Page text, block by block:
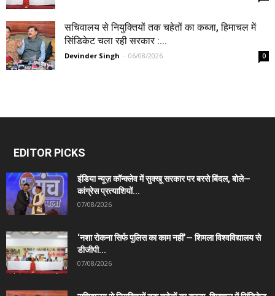
सचिवालय से नियुक्तियों तक चहेतों का कब्जा, हिमाचल में
सिंडिकेट चला रही सरकार :...
Devinder Singh - 06/08/2026 0
EDITOR PICKS
इंडिया न्यूज़ कॉन्क्लेव में सुक्खू सरकार पर बरसे बिंदल, बोले—
कांग्रेस प्रत्याशियों...
07/08/2026
‘नशा रोकना सिर्फ पुलिस का काम नहीं’— शिमला विश्वविद्यालय से
डीजीपी...
07/08/2026